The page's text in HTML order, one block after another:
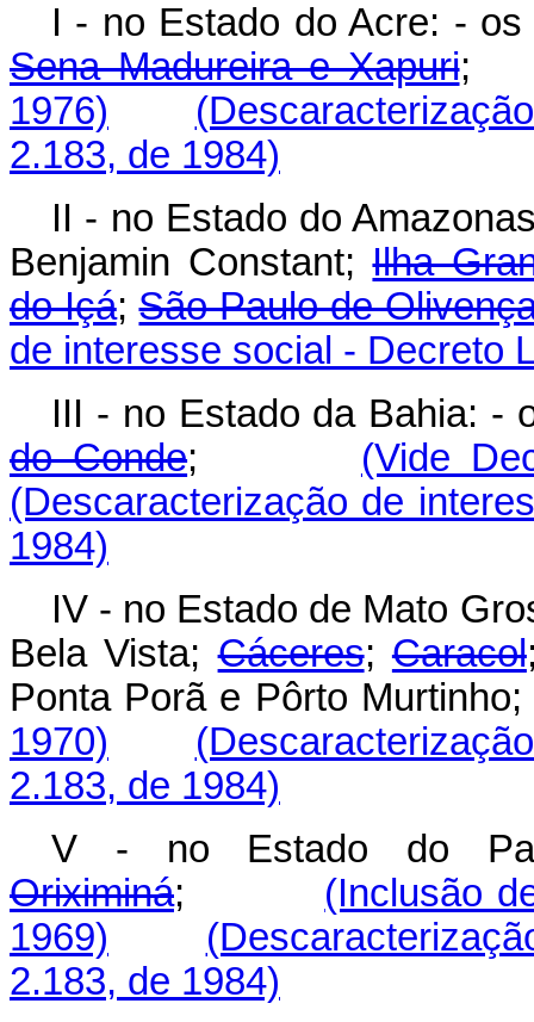
I - no Estado do Acre: -
Sena Madureira e Xapuri
1976)
2.183, de 1984)
II - no Estado do
Benjamin Constant;Ilha
do Içá;São Paulo de
de interesse social - Decreto
III - no Estado da Bahia: -
do Conde; (Vide
(Descaracterização de
1984)
IV - no Estado de Mato
Bela Vista;Cáceres;Caracol
Ponta Porã e Pôrto
1970)
2.183, de 1984)
V - no Estado do
Oriximiná; (Inclusão
1969)
2.183, de 1984)